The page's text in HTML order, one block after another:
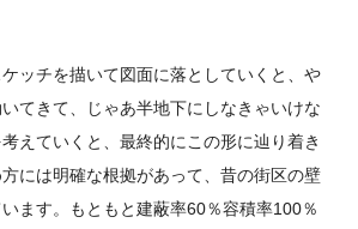
ッチを描いて図面に落としていくと、や
てきて、じゃあ半地下にしなきゃいけな
えていくと、最終的にこの形に辿り着き
には明確な根拠があって、昔の街区の壁
ます。もともと建蔽率60％容積率100％